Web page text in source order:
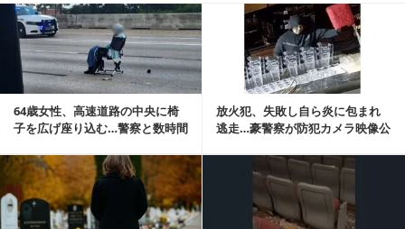
64歳女性、高速道路の中央に椅
子を広げ座り込む…警察と数時間
放火犯、失敗し自ら炎に包まれ
逃走…豪警察が防犯カメラ映像公
記事を読む
記事を読む